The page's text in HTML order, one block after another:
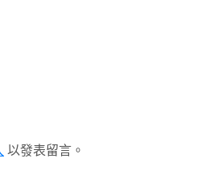
以發表留言。